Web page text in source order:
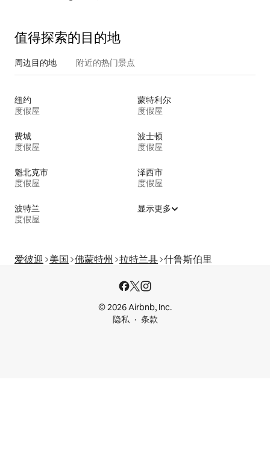
值得探索的目的地
周边目的地 附近的热门景点
纽约
度假屋
蒙特利尔
度假屋
费城
度假屋
波士顿
度假屋
魁北克市
度假屋
泽西市
度假屋
波特兰
度假屋
显示更多
爱彼迎 美国 佛蒙特州 拉特兰县 什鲁斯伯里
© 2026 Airbnb, Inc.
隐私
条款